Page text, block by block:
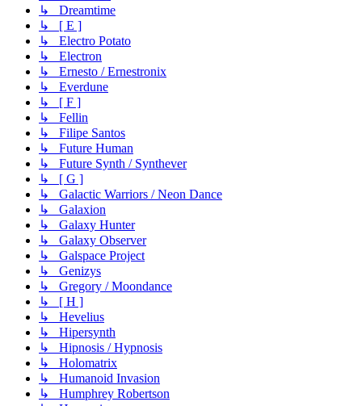
↳ Dreamtime
↳ [ E ]
↳ Electro Potato
↳ Electron
↳ Ernesto / Ernestronix
↳ Everdune
↳ [ F ]
↳ Fellin
↳ Filipe Santos
↳ Future Human
↳ Future Synth / Synthever
↳ [ G ]
↳ Galactic Warriors / Neon Dance
↳ Galaxion
↳ Galaxy Hunter
↳ Galaxy Observer
↳ Galspace Project
↳ Genizys
↳ Gregory / Moondance
↳ [ H ]
↳ Hevelius
↳ Hipersynth
↳ Hipnosis / Hypnosis
↳ Holomatrix
↳ Humanoid Invasion
↳ Humphrey Robertson